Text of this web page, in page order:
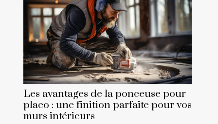
Les avantages de la ponceuse pour
placo : une finition parfaite pour vos
murs intérieurs